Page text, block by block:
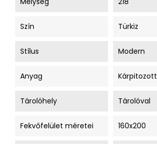
Szín Türkiz
Stílus Modern
Anyag Kárpitozott
Tárolóhely Tárolóval
Fekvőfelület méretei 160x200